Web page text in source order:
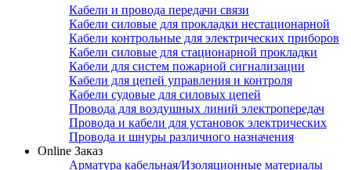
Кабели и провода передачи связи
Кабели силовые для прокладки нестационарной
Кабели контрольные для электрических приборов
Кабели силовые для стационарной прокладки
Кабели для систем пожарной сигнализации
Кабели для цепей управления и контроля
Кабели судовые для силовых цепей
Провода для воздушных линий электропередач
Провода и кабели для установок электрических
Провода и шнуры различного назначения
Online Заказ
Арматура кабельная/Изоляционные материалы